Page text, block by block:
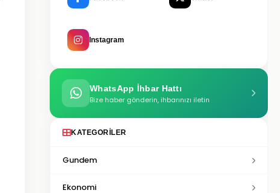
Instagram
WhatsApp İhbar Hattı
Bize haber gönderin, ihbarınızı iletin
KATEGORILER
Gundem
Ekonomi